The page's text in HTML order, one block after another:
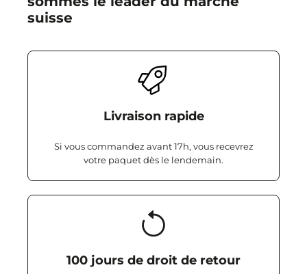
suisse
Livraison rapide
Si vous commandez avant 17h, vous recevrez
votre paquet dès le lendemain.
100 jours de droit de retour